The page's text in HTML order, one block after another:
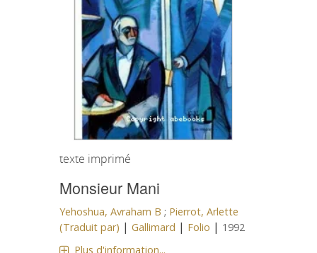
texte imprimé
Monsieur Mani
Yehoshua, Avraham B ; Pierrot, Arlette
(Traduit par) |Gallimard | Folio | 1992
Plus d'information...